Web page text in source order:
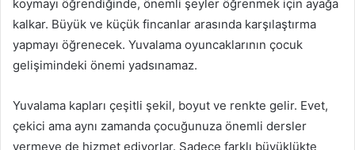
koymayı öğrendiğinde, önemli şeyler öğrenmek için ayağa
kalkar. Büyük ve küçük fincanlar arasında karşılaştırma
yapmayı öğrenecek. Yuvalama oyuncaklarının çocuk
gelişimindeki önemi yadsınamaz.
Yuvalama kapları çeşitli şekil, boyut ve renkte gelir. Evet,
çekici ama aynı zamanda çocuğunuza önemli dersler
vermeye de hizmet ediyorlar. Sadece farklı büyüklükte